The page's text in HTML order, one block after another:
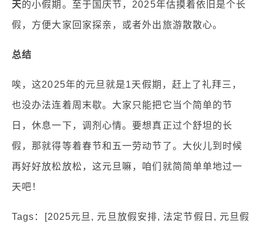
天的小假期。至于国庆节，2025年估摸着依旧是个长
假，方便大家回家探亲，或者外出旅游散散心。
总结
唉，这2025年的元旦就是1天假期，赶上了礼拜三，
也没办法连着周末歇。大家只能把它当个简单的节
日，休息一下，调剂心情。要想真正过个舒坦的长
假，那就得等着春节和五一劳动节了。大伙儿到时候
再好好放松放松，这元旦嘛，咱们就简简单单地过一
天吧！
Tags：[2025元旦, 元旦放假安排, 法定节假日, 元旦假